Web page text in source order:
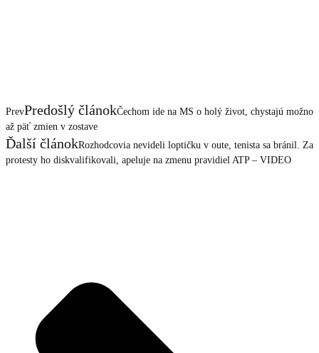
PrevPredošlý článokČechom ide na MS o holý život, chystajú možno
až päť zmien v zostave
Ďalší článokRozhodcovia nevideli loptičku v oute, tenista sa bránil. Za
protesty ho diskvalifikovali, apeluje na zmenu pravidiel ATP – VIDEO